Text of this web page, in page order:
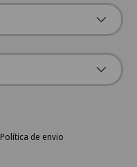
Política de envio